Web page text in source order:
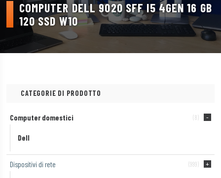
COMPUTER DELL 9020 SFF I5 4GEN 16 GB
120 SSD W10
CATEGORIE DI PRODOTTO
Computer domestici (8)
Dell
Dispositivi di rete (999)